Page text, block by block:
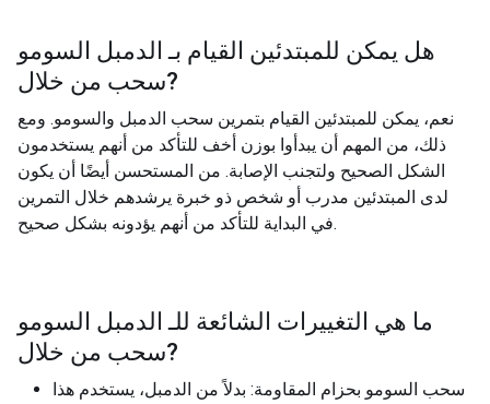
هل يمكن للمبتدئين القيام بـ الدمبل السومو
سحب من خلال?
نعم، يمكن للمبتدئين القيام بتمرين سحب الدمبل والسومو. ومع
ذلك، من المهم أن يبدأوا بوزن أخف للتأكد من أنهم يستخدمون
الشكل الصحيح ولتجنب الإصابة. من المستحسن أيضًا أن يكون
لدى المبتدئين مدرب أو شخص ذو خبرة يرشدهم خلال التمرين
في البداية للتأكد من أنهم يؤدونه بشكل صحيح.
ما هي التغييرات الشائعة للـ الدمبل السومو
سحب من خلال?
سحب السومو بحزام المقاومة: بدلاً من الدمبل، يستخدم هذا